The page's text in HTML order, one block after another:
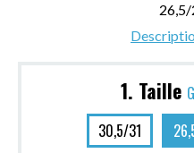
1. Taille
30,5/31